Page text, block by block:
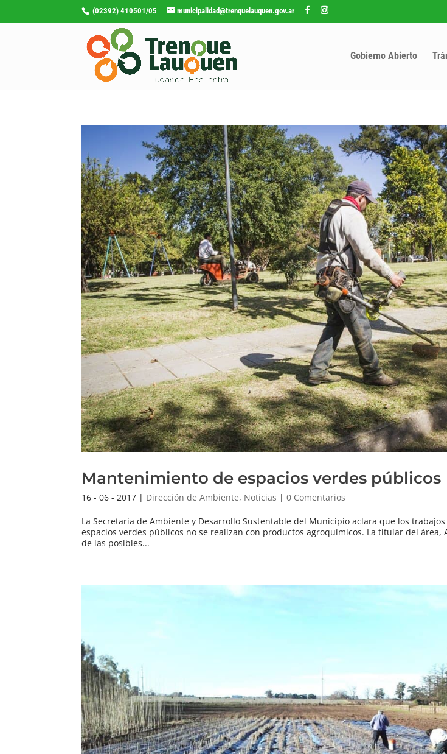
(02392) 410501/05 municipalidad@trenquelauquen.gov.ar
Gobierno Abierto
Mantenimiento de espacios verdes públicos
16 - 06 - 2017 | Dirección de Ambiente, Noticias |0 Comentarios
La Secretaría de Ambiente y Desarrollo Sustentable del Municipio aclara que los
espacios verdes públicos no se realizan con productos agroquímicos. La titular del área,
de las posibles...